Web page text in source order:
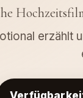
erzählt